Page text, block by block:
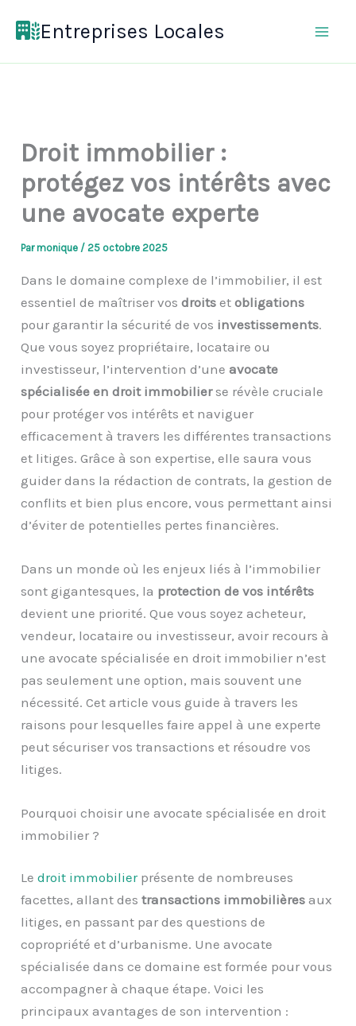
Entreprises Locales
Droit immobilier :
protégez vos intérêts avec
une avocate experte
Parmonique /25 octobre 2025
Dans le domaine complexe de l’immobilier, il est
essentiel de maîtriser vosdroits etobligations
pour garantir la sécurité de vos investissements.
Que vous soyez propriétaire, locataire ou
investisseur, l’intervention d’uneavocate
spécialisée en droit immobilierse révèle cruciale
pour protéger vos intérêts et naviguer
efficacement à travers les différentes transactions
et litiges. Grâce à son expertise, elle saura vous
guider dans la rédaction de contrats, la gestion de
conflits et bien plus encore, vous permettant ainsi
d’éviter de potentielles pertes financières.
Dans un monde où les enjeux liés à l’immobilier
sont gigantesques, la protection de vos intérêts
devient une priorité. Que vous soyez acheteur,
vendeur, locataire ou investisseur, avoir recours à
une avocate spécialisée en droit immobilier n’est
pas seulement une option, mais souvent une
nécessité. Cet article vous guide à travers les
raisons pour lesquelles faire appel à une experte
peut sécuriser vos transactions et résoudre vos
litiges.
Pourquoi choisir une avocate spécialisée en droit
immobilier ?
Ledroit immobilierprésente de nombreuses
facettes, allant destransactions immobilières aux
litiges, en passant par des questions de
copropriété et d’urbanisme. Une avocate
spécialisée dans ce domaine est formée pour vous
accompagner à chaque étape. Voici les
principaux avantages de son intervention :